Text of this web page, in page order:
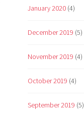
January 2020 (4)
December 2019 (5)
November 2019 (4)
October 2019 (4)
September 2019 (5)